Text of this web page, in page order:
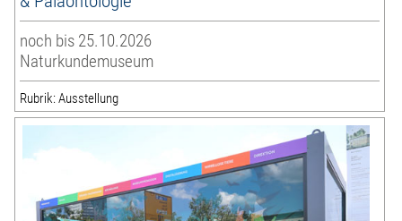
noch bis 25.10.2026
Naturkundemuseum
Rubrik: Ausstellung